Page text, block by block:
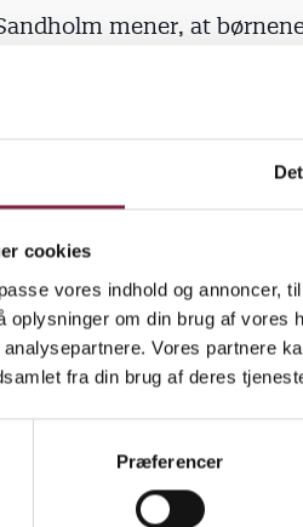
cookies
vores indhold og annoncer,
oplysninger om din brug af vores
Vores partnere
fra din brug af deres
Præferencer
mener, at
skal udvikles alsidigt.
og at man sørger for
præmisser. Vi lærer
og at det er
hvad man siger, der